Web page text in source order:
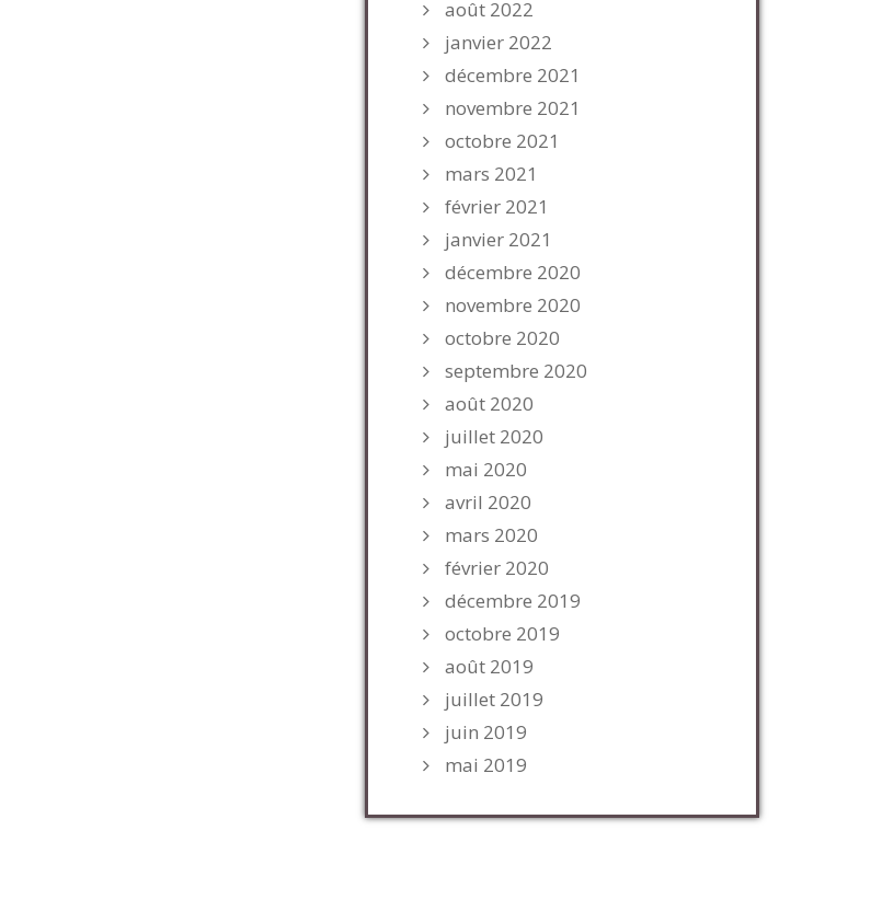
août 2022
janvier 2022
décembre 2021
novembre 2021
octobre 2021
mars 2021
février 2021
janvier 2021
décembre 2020
novembre 2020
octobre 2020
septembre 2020
août 2020
juillet 2020
mai 2020
avril 2020
mars 2020
février 2020
décembre 2019
octobre 2019
août 2019
juillet 2019
juin 2019
mai 2019